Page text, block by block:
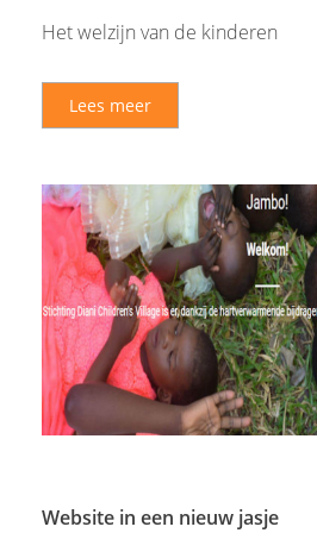
Het welzijn van de kinderen
Lees meer
Website in een nieuw jasje